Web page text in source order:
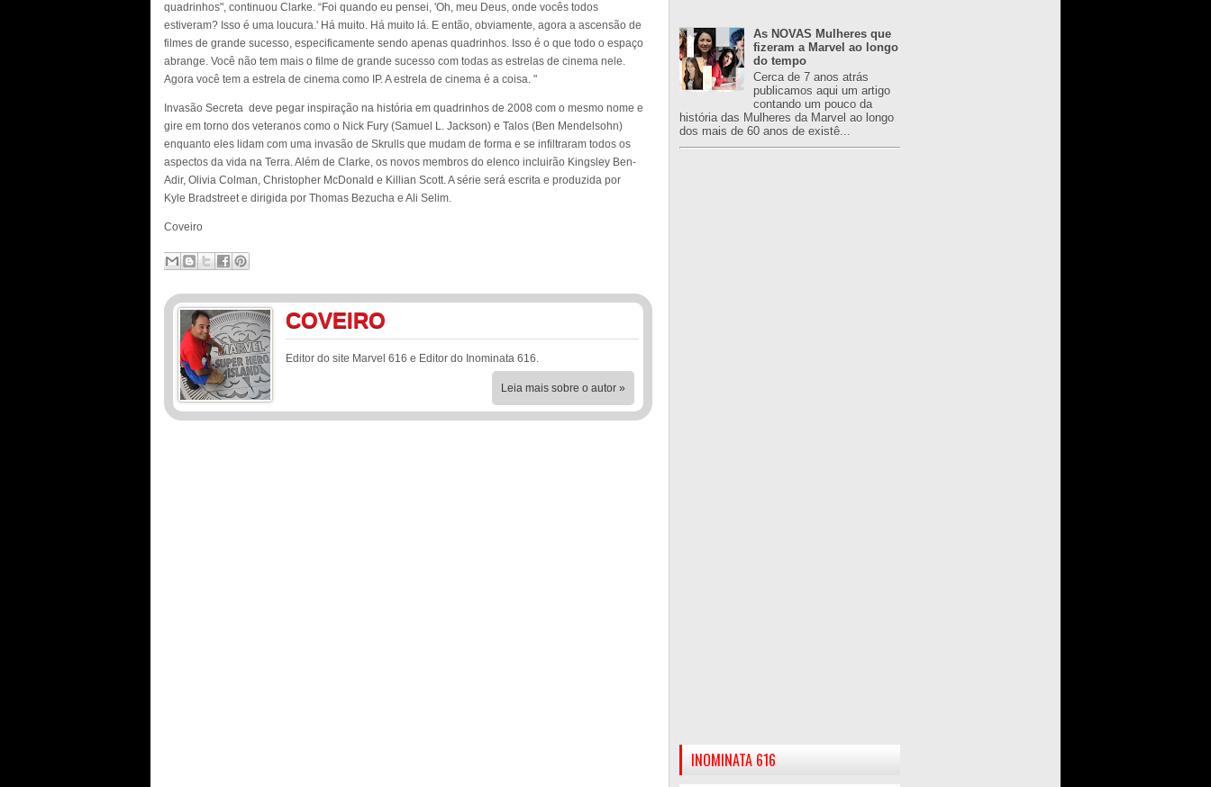
quadrinhos", continuou Clarke. “Foi quando eu pensei, 'Oh, meu Deus, onde vocês todos
estiveram? Isso é uma loucura.' Há muito. Há muito lá. E então, obviamente, agora a ascensão de
filmes de grande sucesso, especificamente sendo apenas quadrinhos. Isso é o que todo o espaço
abrange. Você não tem mais o filme de grande sucesso com todas as estrelas de cinema nele.
Agora você tem a estrela de cinema como IP. A estrela de cinema é a coisa. "
Invasão Secreta deve pegar inspiração na história em quadrinhos de 2008 com o mesmo nome e
gire em torno dos veteranos como o Nick Fury (Samuel L. Jackson) e Talos (Ben Mendelsohn)
enquanto eles lidam com uma invasão de Skrulls que mudam de forma e se infiltraram todos os
aspectos da vida na Terra. Além de Clarke, os novos membros do elenco incluirão Kingsley Ben-
Adir, Olivia Colman, Christopher McDonald e Killian Scott. A série será escrita e produzida por
Kyle Bradstreet e dirigida por Thomas Bezucha e Ali Selim.
Coveiro
COVEIRO
Editor do site Marvel 616 e Editor do Inominata 616.
Leia mais sobre o autor »
As NOVAS Mulheres que
fizeram a Marvel ao longo
do tempo
Cerca de 7 anos atrás
publicamos aqui um artigo
contando um pouco da
história das Mulheres da Marvel ao longo
dos mais de 60 anos de existê...
INOMINATA 616